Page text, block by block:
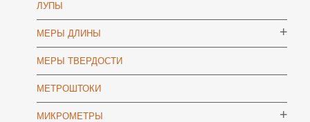
ЛУПЫ
МЕРЫ ДЛИНЫ
МЕРЫ ТВЕРДОСТИ
МЕТРОШТОКИ
МИКРОМЕТРЫ